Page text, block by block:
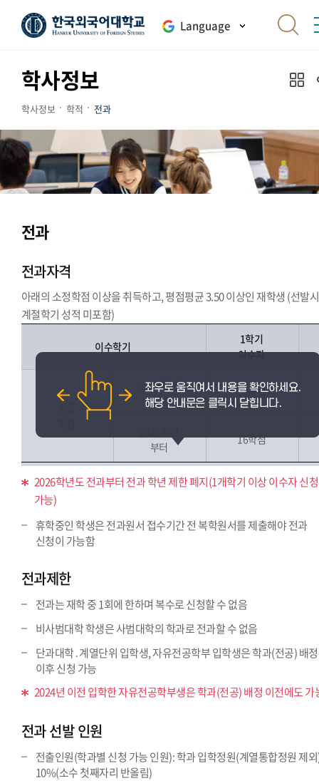
Language
학사정보
학사정보 학적 전과
전과
전과자격
아래의 소정학점 이상을 취득하고, 평점평균 3.50 이상인 재학생 (선발
계절학기 성적 미포함)
이수학기
1학기
이수자
2024학번
까지
17학점
부터
16학점
2026학년도 전과부터 전과 학년 제한 폐지(1개학기 이상 이수자 신청
가능)
휴학중인 학생은 전과원서 접수기간 전 복학원서를 제출해야 전과
신청이 가능함
전과제한
전과는 재학 중 1회에 한하며 복수로 신청할 수 없음
비사범대학 학생은 사범대학의 학과로 전과할 수 없음
단과대학․계열단위 입학생, 자유전공학부 입학생은 학과(전공) 배정
이후 신청 가능
2024년 이전 입학한 자유전공학부생은 학과(전공) 배정 이전에도 가
전과 선발 인원
전출인원(학과별 신청 가능 인원): 학과 입학정원(계열통합정원 제
10%(소수 첫째자리 반올림)